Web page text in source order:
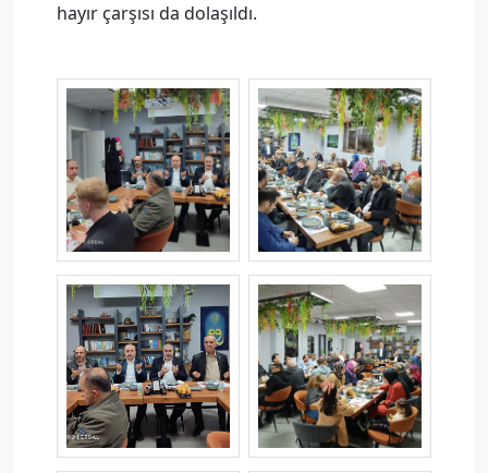
hayır çarşısı da dolaşıldı.
etimesgutiftar1.jpg etimesgutiftar2.jpg
etimesgutiftar3.jpg etimesgutiftar4.jpg